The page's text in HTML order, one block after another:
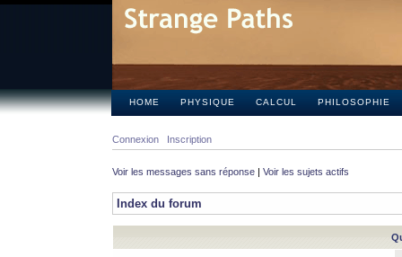
HOME PHYSIQUE CALCUL PHILOSOPHIE
Connexion Inscription
Voir les messages sans réponse | Voir les sujets actifs
Index du forum